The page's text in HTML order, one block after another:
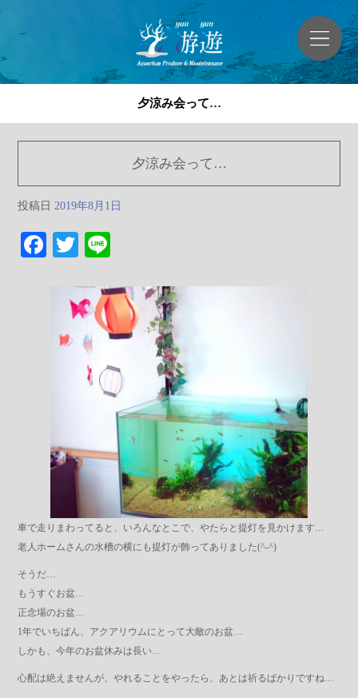
夕涼み会って…
夕涼み会って…
投稿日 2019年8月1日
Facebook
Twitter
車で走りまわってると、いろんなとこで、やたらと提灯を見かけます…
老人ホームさんの水槽の横にも提灯が飾ってありました(^-^)
そうだ…
もうすぐお盆…
正念場のお盆…
1年でいちばん、アクアリウムにとって大敵のお盆…
しかも、今年のお盆休みは長い…
心配は絶えませんが、やれることをやったら、あとは祈るばかりですね…